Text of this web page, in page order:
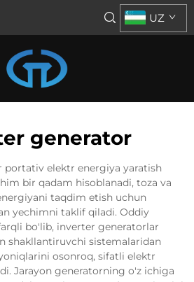
UZ
generator
portativ elektr energiya yaratish
bir qadam hisoblanadi, toza va
taqdim etish uchun
yechimni taklif qiladi. Oddiy
bo'lib, inverter generatorlar
shakllantiruvchi sistemalaridan
osonroq, sifatli elektr
Jarayon generatorning o'z ichiga